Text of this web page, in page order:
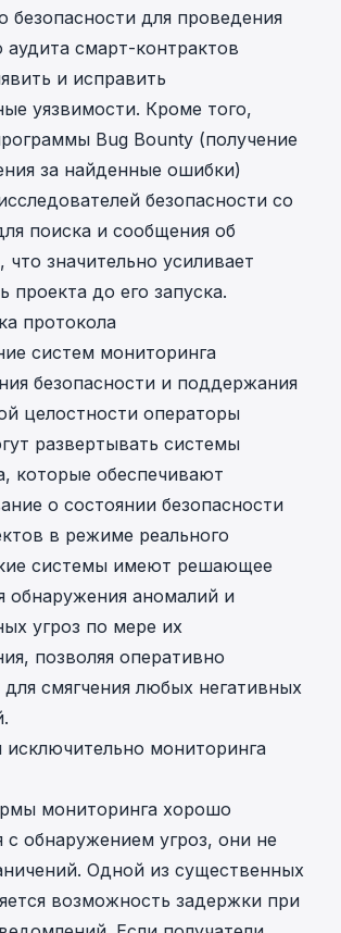
безопасности для проведения
аудита смарт-контрактов
и исправить
уязвимости. Кроме того,
Bug Bounty (получение
за найденные ошибки)
безопасности со
поиска и сообщения об
что значительно усиливает
проекта до его запуска.
протокола
систем мониторинга
безопасности и поддержания
целостности операторы
развертывать системы
которые обеспечивают
о состоянии безопасности
в режиме реального
системы имеют решающее
обнаружения аномалий и
угроз по мере их
позволяя оперативно
для смягчения любых негативных
исключительно мониторинга
мониторинга хорошо
с обнаружением угроз, они не
Одной из существенных
возможность задержки при